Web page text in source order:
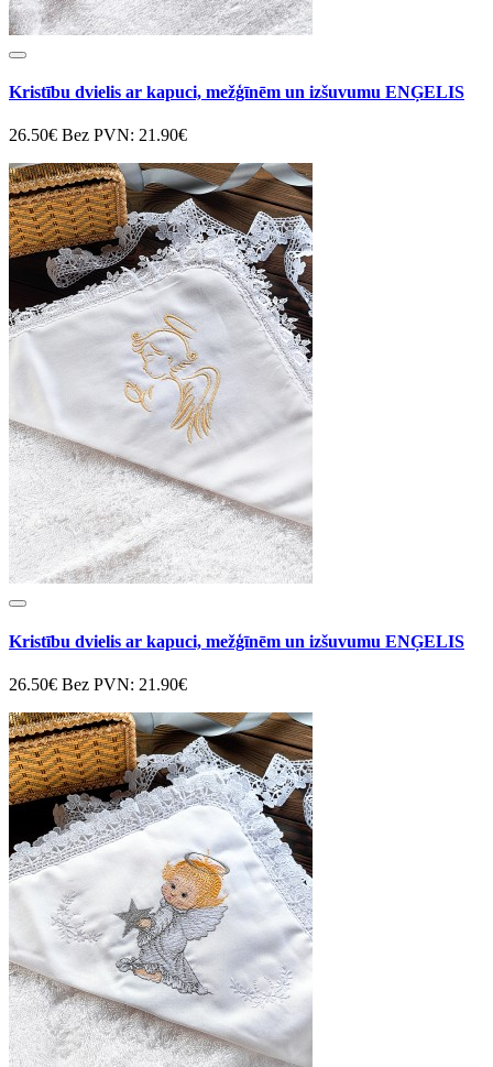
Kristību dvielis ar kapuci, mežģīnēm un izšuvumu ENĢELIS
26.50€ Bez PVN: 21.90€
Kristību dvielis ar kapuci, mežģīnēm un izšuvumu ENĢELIS
26.50€ Bez PVN: 21.90€